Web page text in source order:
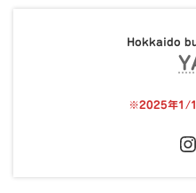
Hokkaido
※2025年1/